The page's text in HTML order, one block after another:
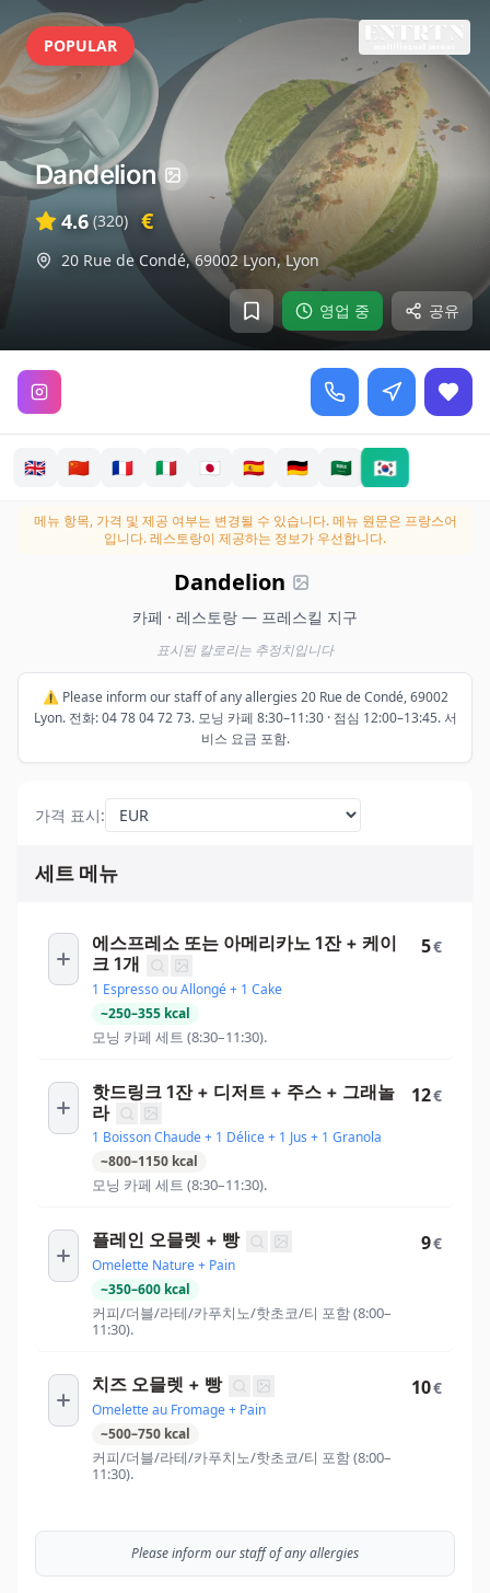
POPULAR
영업 중 공유
Dandelion
4.6 (320) €
20 Rue de Condé, 69002 Lyon,Lyon
🇬🇧 🇨🇳 🇫🇷 🇮🇹 🇯🇵 🇪🇸 🇩🇪 🇸🇦 🇰🇷
메뉴 항목, 가격 및 제공 여부는 변경될 수 있습니다.메뉴 원문은 프랑스어
입니다. 레스토랑이 제공하는 정보가 우선합니다.
Dandelion
카페 · 레스토랑 — 프레스킬 지구
표시된 칼로리는 추정치입니다
⚠️ Please inform our staff of any allergies 20 Rue de Condé, 69002
Lyon. 전화: 04 78 04 72 73. 모닝 카페 8:30–11:30 · 점심 12:00–13:45. 서
비스 요금 포함.
가격 표시:
세트 메뉴
에스프레소 또는 아메리카노 1잔 + 케이
크 1개
1 Espresso ou Allongé + 1 Cake
~250–355 kcal
모닝 카페 세트 (8:30–11:30).
5€
핫드링크 1잔 + 디저트 + 주스 + 그래놀
라
1 Boisson Chaude + 1 Délice + 1 Jus + 1 Granola
~800–1150 kcal
모닝 카페 세트 (8:30–11:30).
12€
플레인 오믈렛 + 빵
Omelette Nature + Pain
~350–600 kcal
커피/더블/라테/카푸치노/핫초코/티 포함 (8:00–
11:30).
9€
치즈 오믈렛 + 빵
Omelette au Fromage + Pain
~500–750 kcal
커피/더블/라테/카푸치노/핫초코/티 포함 (8:00–
11:30).
10€
Please inform our staff of any allergies